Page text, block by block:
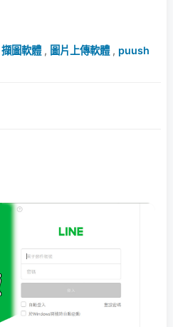
擷圖軟體, 圖片上傳軟體, puush